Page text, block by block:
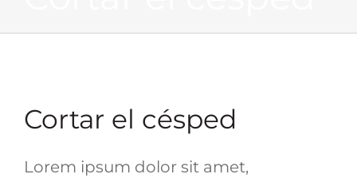
Cortar el césped
Lorem ipsum dolor sit amet,